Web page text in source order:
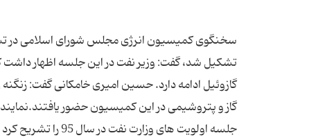
سخنگوی کمیسیون انرژی مجلس شورای اسلامی در
تشکیل شد، گفت: وزیر نفت در این جلسه اظهار
گازوئیل ادامه دارد. حسین امیری خامکانی گفت:
گاز و پتروشیمی در این کمیسیون حضور
جلسه اولویت های